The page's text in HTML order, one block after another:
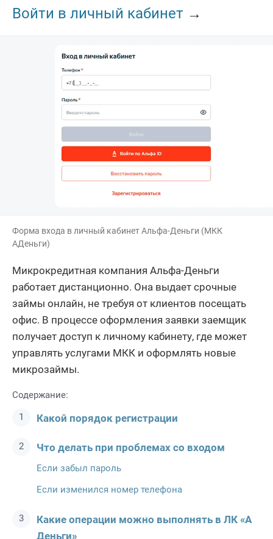
Войти в личный кабинет →
Форма входа в личный кабинет Альфа-Деньги (МКК
АДеньги)
Микрокредитная компания Альфа-Деньги
работает дистанционно. Она выдает срочные
займы онлайн, не требуя от клиентов посещать
офис. В процессе оформления заявки заемщик
получает доступ к личному кабинету, где может
управлять услугами МКК и оформлять новые
микрозаймы.
Содержание:
Какой порядок регистрации
Что делать при проблемах со входом
Если забыл пароль
Если изменился номер телефона
Какие операции можно выполнять в ЛК «А
Деньги»